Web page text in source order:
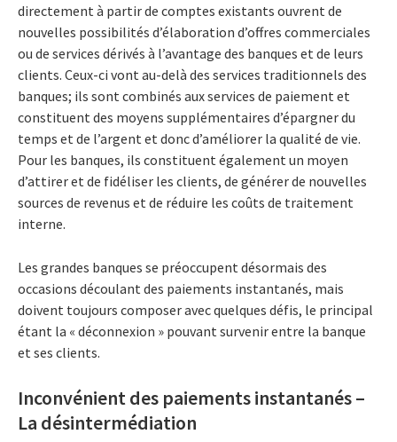
directement à partir de comptes existants ouvrent de
nouvelles possibilités d’élaboration d’offres commerciales
ou de services dérivés à l’avantage des banques et de leurs
clients. Ceux-ci vont au-delà des services traditionnels des
banques; ils sont combinés aux services de paiement et
constituent des moyens supplémentaires d’épargner du
temps et de l’argent et donc d’améliorer la qualité de vie.
Pour les banques, ils constituent également un moyen
d’attirer et de fidéliser les clients, de générer de nouvelles
sources de revenus et de réduire les coûts de traitement
interne.
Les grandes banques se préoccupent désormais des
occasions découlant des paiements instantanés, mais
doivent toujours composer avec quelques défis, le principal
étant la « déconnexion » pouvant survenir entre la banque
et ses clients.
Inconvénient des paiements instantanés –
La désintermédiation